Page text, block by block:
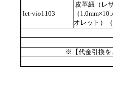
let-vio1103
皮革紐（レ
（
オレット）（
※【代金引換を